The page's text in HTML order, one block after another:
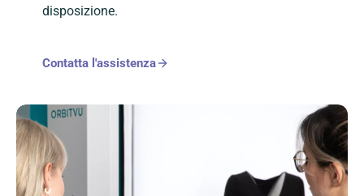
disposizione.
Contatta l'assistenza